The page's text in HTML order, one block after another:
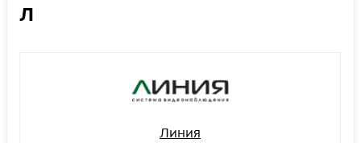
Л
Линия